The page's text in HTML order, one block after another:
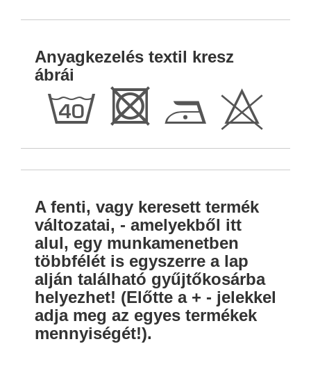
Anyagkezelés textil kresz
ábrái
h R D H
A fenti, vagy keresett termék
változatai, - amelyekből itt
alul, egy munkamenetben
többfélét is egyszerre a lap
alján található gyűjtőkosárba
helyezhet! (Előtte a + - jelekkel
adja meg az egyes termékek
mennyiségét!).